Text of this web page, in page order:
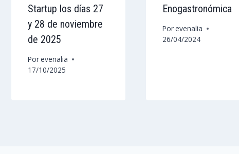
Startup los días 27
y 28 de noviembre
de 2025
Porevenalia
17/10/2025
Enogastronómica
Porevenalia
26/04/2024